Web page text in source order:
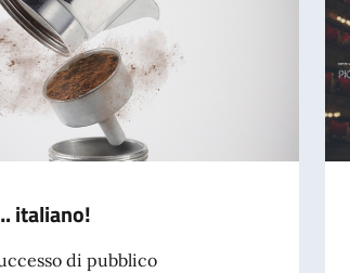
italiano!
di pubblico